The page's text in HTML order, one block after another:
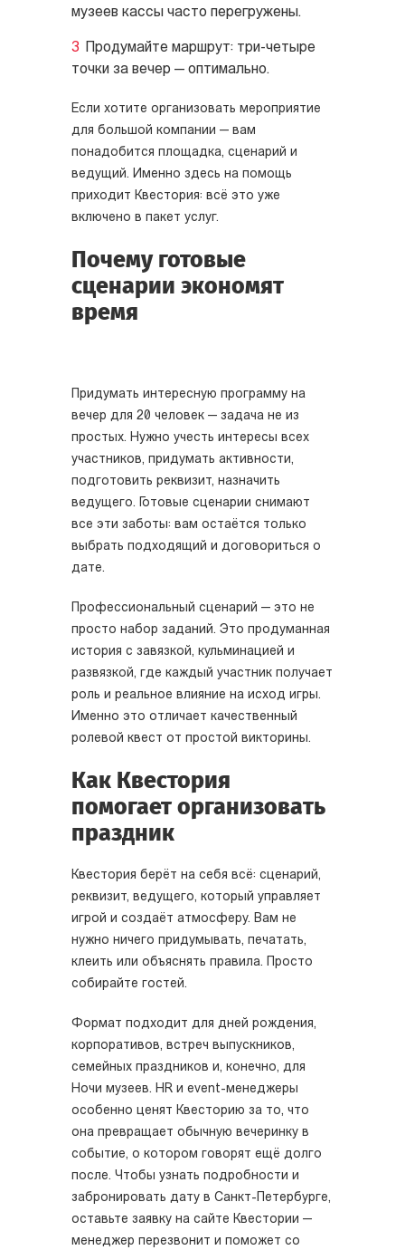
музеев кассы часто перегружены.
Продумайте маршрут: три-четыре
точки за вечер — оптимально.
Если хотите организовать мероприятие
для большой компании — вам
понадобится площадка, сценарий и
ведущий. Именно здесь на помощь
приходит Квестория: всё это уже
включено в пакет услуг.
Почему готовые
сценарии экономят
время
Придумать интересную программу на
вечер для 20 человек — задача не из
простых. Нужно учесть интересы всех
участников, придумать активности,
подготовить реквизит, назначить
ведущего. Готовые сценарии снимают
все эти заботы: вам остаётся только
выбрать подходящий и договориться о
дате.
Профессиональный сценарий — это не
просто набор заданий. Это продуманная
история с завязкой, кульминацией и
развязкой, где каждый участник получает
роль и реальное влияние на исход игры.
Именно это отличает качественный
ролевой квест от простой викторины.
Как Квестория
помогает организовать
праздник
Квестория берёт на себя всё: сценарий,
реквизит, ведущего, который управляет
игрой и создаёт атмосферу. Вам не
нужно ничего придумывать, печатать,
клеить или объяснять правила. Просто
собирайте гостей.
Формат подходит для дней рождения,
корпоративов, встреч выпускников,
семейных праздников и, конечно, для
Ночи музеев. HR и event-менеджеры
особенно ценят Квесторию за то, что
она превращает обычную вечеринку в
событие, о котором говорят ещё долго
после. Чтобы узнать подробности и
забронировать дату в Санкт-Петербурге,
оставьте заявку на сайте Квестории —
менеджер перезвонит и поможет со